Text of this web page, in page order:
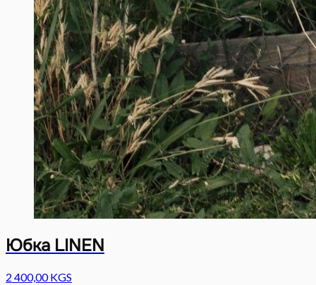
Юбка LINEN
2 400,00 KGS